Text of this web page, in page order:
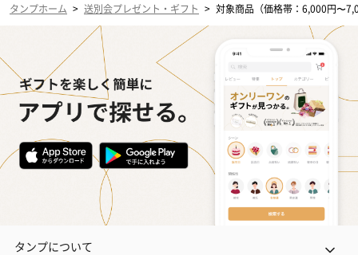
タンプホーム > 送別会プレゼント・ギフト > 対象商品（価格帯：6,000円〜
タンプについて